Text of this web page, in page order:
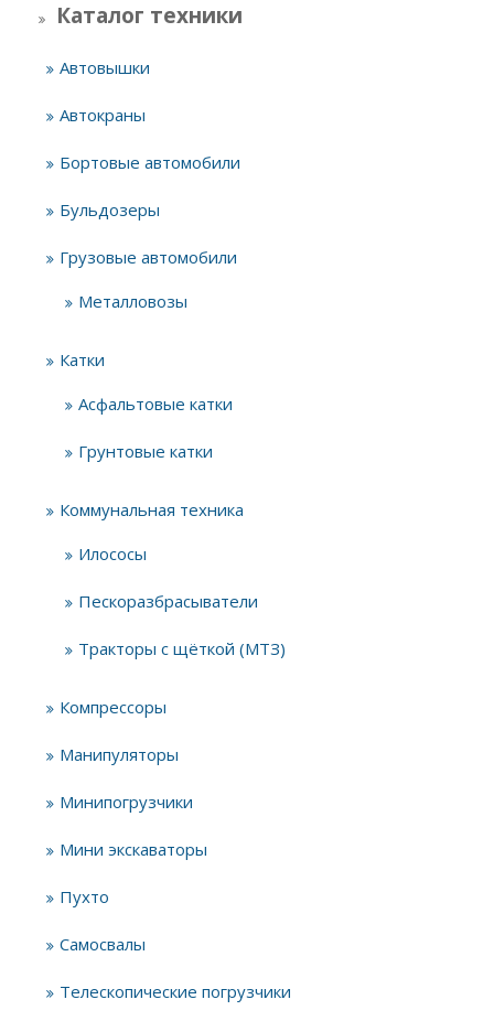
Каталог техники
Автовышки
Автокраны
Бортовые автомобили
Бульдозеры
Грузовые автомобили
Металловозы
Катки
Асфальтовые катки
Грунтовые катки
Коммунальная техника
Илососы
Пескоразбрасыватели
Тракторы с щёткой (МТЗ)
Компрессоры
Манипуляторы
Минипогрузчики
Мини экскаваторы
Пухто
Самосвалы
Телескопические погрузчики